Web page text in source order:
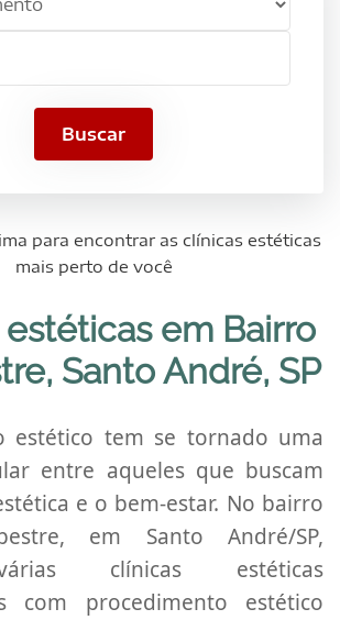
Buscar
para encontrar as clínicas estéticas
mais perto de você
em Bairro
Santo André, SP
estético tem se tornado uma
entre aqueles que buscam
e o bem-estar. No bairro
em Santo André/SP,
clínicas estéticas
com procedimento estético